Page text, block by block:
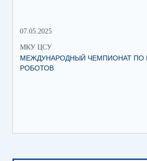
07.05.2025
МКУ ЦСУ
МЕЖДУНАРОДНЫЙ ЧЕМПИОНАТ ПО
РОБОТОВ